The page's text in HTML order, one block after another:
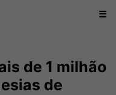
☰
de 1 milhão
de